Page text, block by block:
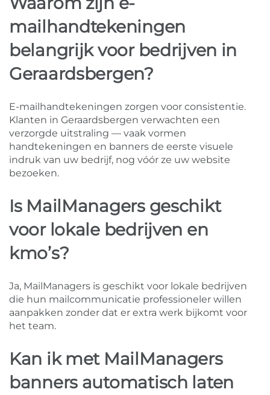
mailhandtekeningen
belangrijk voor bedrijven in
Geraardsbergen?
E-mailhandtekeningen zorgen voor consistentie.
Klanten in Geraardsbergen verwachten een
verzorgde uitstraling — vaak vormen
handtekeningen en banners de eerste visuele
indruk van uw bedrijf, nog vóór ze uw website
bezoeken.
Is MailManagers geschikt
voor lokale bedrijven en
kmo’s?
Ja, MailManagers is geschikt voor lokale bedrijven
die hun mailcommunicatie professioneler willen
aanpakken zonder dat er extra werk bijkomt voor
het team.
Kan ik met MailManagers
banners automatisch laten